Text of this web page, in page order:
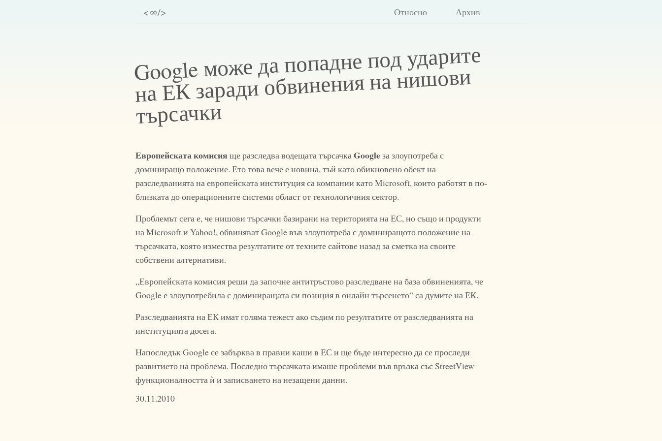
<∞/> Относно Архив
Google може да попадне под ударите
на ЕК заради обвинения на нишови
търсачки
Европейската комисияще разследва водещата търсачкаGoogleза злоупотреба с
доминиращо положение. Ето това вече е новина, тъй като обикновено обект на
разследванията на европейската институция са компании като Microsoft, които работят в по-
близката до операционните системи област от технологичния сектор.
Проблемът сега е, че нишови търсачки базирани на територията на ЕС, но също и продукти
на Microsoft и Yahoo!, обвиняват Google във злоупотреба с доминиращото положение на
търсачката, която измества резултатите от техните сайтове назад за сметка на своите
собствени алтернативи.
„Европейската комисия реши да започне антитръстово разследване на база обвиненията, че
Google е злоупотребила с доминиращата си позиция в онлайн търсенето“ са думите на ЕК.
Разследванията на ЕК имат голяма тежест ако съдим по резултатите от разследванията на
институцията досега.
Напоследък Google се забърква в правни каши в ЕС и ще бъде интересно да се проследи
развитието на проблема. Последно търсачката имаше проблеми във връзка със StreetView
функционалността ѝ и записването на незащени данни.
30.11.2010